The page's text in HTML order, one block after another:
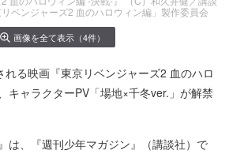
ベンジャーズ2 血のハロウィン編」製作委員会
画像を全て表示（4件）
る映画『東京リベンジャーズ2 血のハロ
キャラクターPV「場地×千冬ver.」が解禁
は、『週刊少年マガジン』（講談社）で